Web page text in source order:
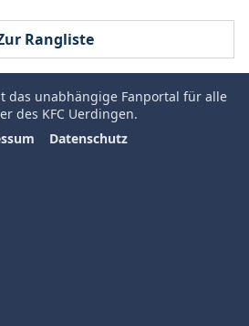
Rangliste
das unabhängige Fanportal für alle
des KFC Uerdingen.
Datenschutz